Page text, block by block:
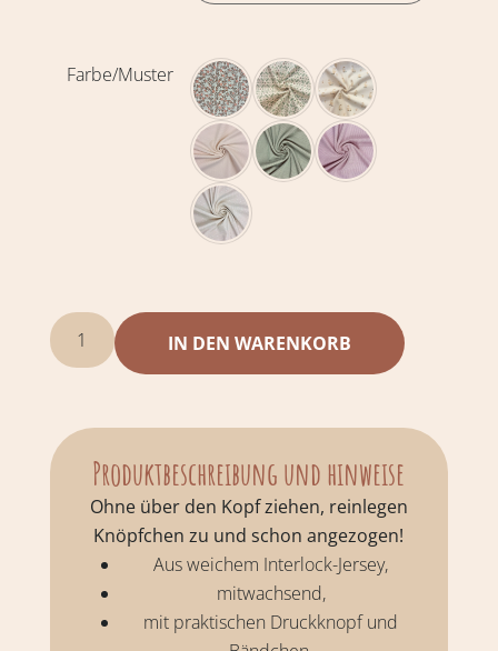
Farbe/Muster
IN DEN WARENKORB
Produktbeschreibung und hinweise
Ohne über den Kopf ziehen, reinlegen
Knöpfchen zu und schon angezogen!
Aus weichem Interlock-Jersey,
mitwachsend,
mit praktischen Druckknopf und